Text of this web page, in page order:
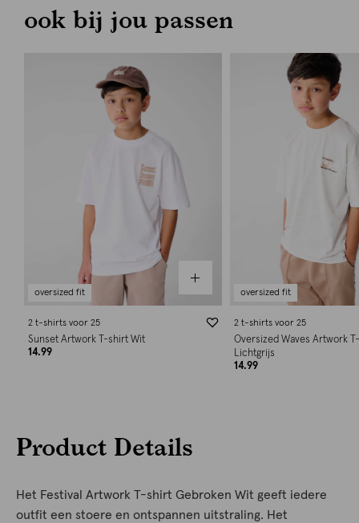
ook bij jou passen
oversized fit
2 t-shirts voor 25
Sunset Artwork T-shirt Wit
14.99
oversized fit
2 t-shirts voor 25
Oversized Waves Artwork
Lichtgrijs
14.99
Product Details
Het Festival Artwork T-shirt Gebroken Wit geeft iedere
outfit een stoere en ontspannen uitstraling. Het